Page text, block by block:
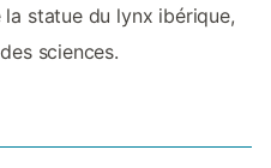
statue du lynx ibérique,
sciences.